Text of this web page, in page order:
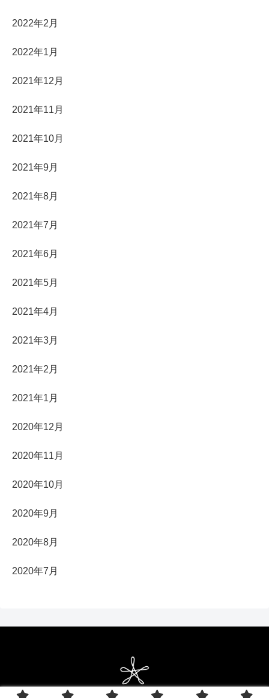
2022年2月
2022年1月
2021年12月
2021年11月
2021年10月
2021年9月
2021年8月
2021年7月
2021年6月
2021年5月
2021年4月
2021年3月
2021年2月
2021年1月
2020年12月
2020年11月
2020年10月
2020年9月
2020年8月
2020年7月